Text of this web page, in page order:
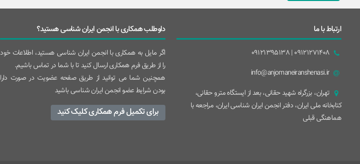
ارتباط با ما
09121271408 | 09121395138
info@anjomaneiranshenasi.ir
تهران، بزرگراه شهيد حقانی، بعد از ايستگاه مترو حقانی،
کتابخانه ملی ایران، دفتر انجمن ایران شناسی ایران، مراجعه با
هماهنگی قبلی
داوطلب همکاری با انجمن ایران شناسی هستید؟
اگر مایل به همکاری با انجمن ایران شناسی هستید، اطلاعات خود
را از طریق فرم همکاری ارسال کنید تا با شما در تماس باشیم.
همچنین شما می توانید از طریق صفحه عضویت در صورت دارا
بودن شرایط عضو انجمن ایران شناسی باشید
برای تکمیل فرم همکاری کلیک کنید